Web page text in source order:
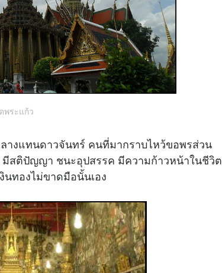
พระแก้ว
งแทนดาวจันทร์ คนที่มากราบไหว้ขอพรส่วน
มีสติปัญญา ชนะอุปสรรค มีความก้าวหน้าในชีวิต
ทองไม่ขาดมือนั้นเอง